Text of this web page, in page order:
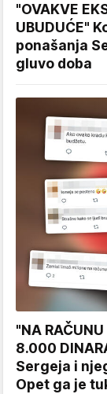
"OVAKVE
UBUDUĆE"
ponašanja
gluvo doba
"NA
8.000
Sergeja i
Opet ga je